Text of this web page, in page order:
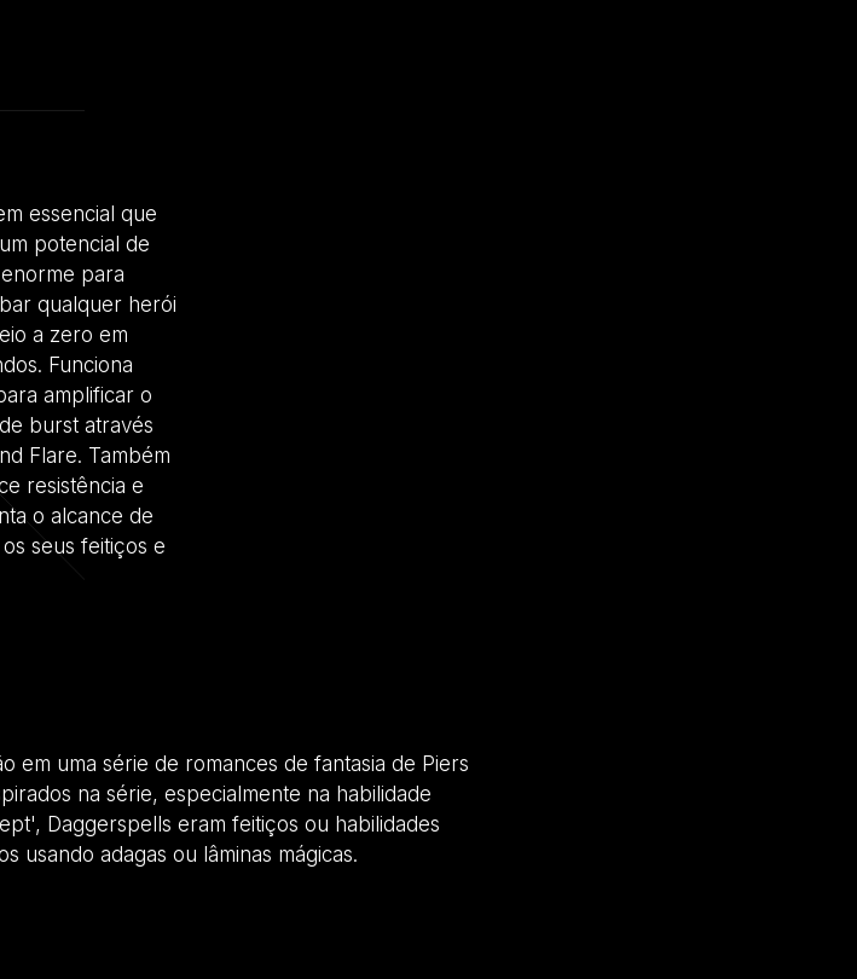
essencial que
potencial de
para
qualquer herói
a zero em
Funciona
amplificar o
burst através
Flare. Também
resistência e
o alcance de
seus feitiços e
em uma série de romances de fantasia de Piers
na série, especialmente na habilidade
Daggerspells eram feitiços ou habilidades
usando adagas ou lâminas mágicas.